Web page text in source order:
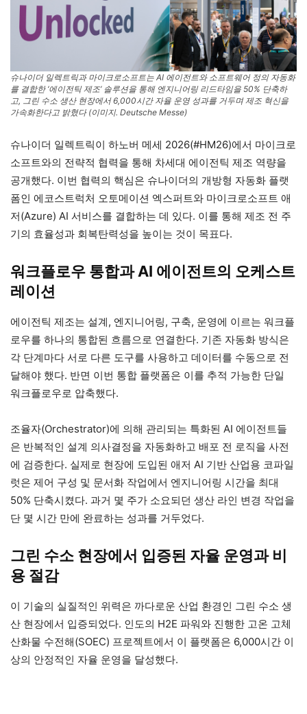
슈나이더 일렉트릭과 마이크로소프트는 AI 에이전트와 소프트웨어 정의 자동화
를 결합한 ‘에이전틱 제조’ 솔루션을 통해 엔지니어링 리드타임을 50% 단축하
고, 그린 수소 생산 현장에서 6,000시간 자율 운영 성과를 거두며 제조 혁신을
가속화한다고 밝혔다 (이미지. Deutsche Messe)
슈나이더 일렉트릭이 하노버 메세 2026(#HM26)에서 마이크로
소프트와의 전략적 협력을 통해 차세대 에이전틱 제조 역량을
공개했다. 이번 협력의 핵심은 슈나이더의 개방형 자동화 플랫
폼인 에코스트럭처 오토메이션 엑스퍼트와 마이크로소프트 애
저(Azure) AI 서비스를 결합하는 데 있다. 이를 통해 제조 전 주
기의 효율성과 회복탄력성을 높이는 것이 목표다.
워크플로우 통합과 AI 에이전트의 오케스트
레이션
에이전틱 제조는 설계, 엔지니어링, 구축, 운영에 이르는 워크플
로우를 하나의 통합된 흐름으로 연결한다. 기존 자동화 방식은
각 단계마다 서로 다른 도구를 사용하고 데이터를 수동으로 전
달해야 했다. 반면 이번 통합 플랫폼은 이를 추적 가능한 단일
워크플로우로 압축했다.
조율자(Orchestrator)에 의해 관리되는 특화된 AI 에이전트들
은 반복적인 설계 의사결정을 자동화하고 배포 전 로직을 사전
에 검증한다. 실제로 현장에 도입된 애저 AI 기반 산업용 코파일
럿은 제어 구성 및 문서화 작업에서 엔지니어링 시간을 최대
50% 단축시켰다. 과거 몇 주가 소요되던 생산 라인 변경 작업을
단 몇 시간 만에 완료하는 성과를 거두었다.
그린 수소 현장에서 입증된 자율 운영과 비
용 절감
이 기술의 실질적인 위력은 까다로운 산업 환경인 그린 수소 생
산 현장에서 입증되었다. 인도의 H2E 파워와 진행한 고온 고체
산화물 수전해(SOEC) 프로젝트에서 이 플랫폼은 6,000시간 이
상의 안정적인 자율 운영을 달성했다.